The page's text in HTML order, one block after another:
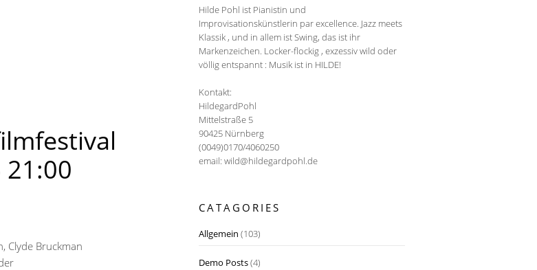
21:00
Clyde Bruckman
Hilde Pohl ist Pianistin und
Improvisationskünstlerin par excellence. Jazz meets
Klassik , und in allem ist Swing, das ist ihr
Markenzeichen. Locker-flockig , exzessiv wild oder
völlig entspannt : Musik ist in HILDE!
Kontakt:
HildegardPohl
Mittelstraße 5
90425 Nürnberg
(0049)0170/4060250
email: wild@hildegardpohl.de
CATAGORIES
Allgemein (103)
Demo Posts(4)